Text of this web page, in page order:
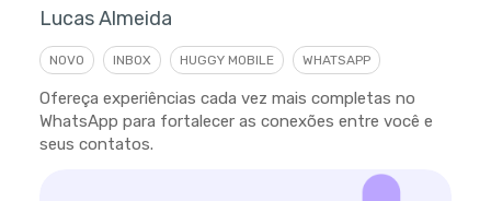
Lucas Almeida
NOVO INBOX HUGGY MOBILE WHATSAPP
Ofereça experiências cada vez mais completas no
WhatsApp para fortalecer as conexões entre você e
seus contatos.